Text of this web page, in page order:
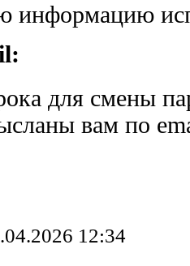
информацию
для смены
вам по
12:34